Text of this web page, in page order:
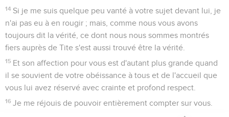
14 Si je me suis quelque peu vanté à votre sujet devant lui, je
n'ai pas eu à en rougir ; mais, comme nous vous avons
toujours dit la vérité, ce dont nous nous sommes montrés
fiers auprès de Tite s'est aussi trouvé être la vérité.
15 Et son affection pour vous est d'autant plus grande quand
il se souvient de votre obéissance à tous et de l'accueil que
vous lui avez réservé avec crainte et profond respect.
16 Je me réjouis de pouvoir entièrement compter sur vous.